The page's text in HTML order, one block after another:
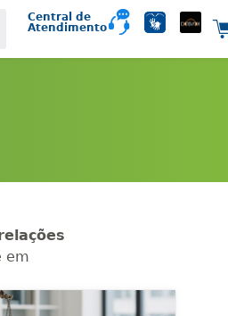
Central de
Atendimento
em